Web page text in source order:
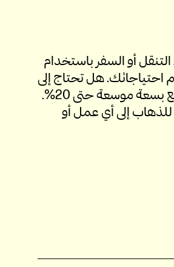
أو السفر باستخدام
احتياجاتك. هل تحتاج إلى
مزيد من المساحة؟ فقط قم بفك المساحة المطوية وتمتع بسعة موسعة حتى 20%.
إلى أي عمل أو